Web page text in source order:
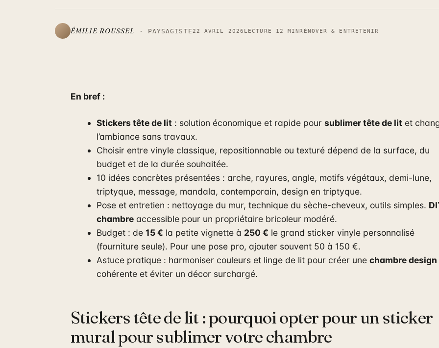
ÉMILIE ROUSSEL · PAYSAGISTE 22 AVRIL 2026 LECTURE 12 MINRÉNOVER & ENTRETENIR
En bref :
Stickers tête de lit: solution économique et rapide pour sublimer tête de litet
l’ambiance sans travaux.
Choisir entre vinyle classique, repositionnable ou texturé dépend de la surface, du
budget et de la durée souhaitée.
10 idées concrètes présentées : arche, rayures, angle, motifs végétaux, demi-lune,
triptyque, message, mandala, contemporain, design en triptyque.
Pose et entretien : nettoyage du mur, technique du sèche-cheveux, outils simples.
chambreaccessible pour un propriétaire bricoleur modéré.
Budget : de 15 € la petite vignette à 250 € le grand sticker vinyle personnalisé
(fourniture seule). Pour une pose pro, ajouter souvent 50 à 150 €.
Astuce pratique : harmoniser couleurs et linge de lit pour créer une chambre design
cohérente et éviter un décor surchargé.
Stickers tête de lit : pourquoi opter pour un sticker
mural pour sublimer votre chambre